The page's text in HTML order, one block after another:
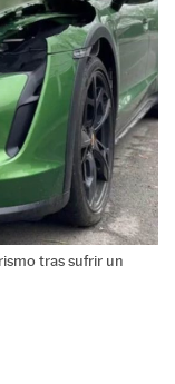
tras sufrir un